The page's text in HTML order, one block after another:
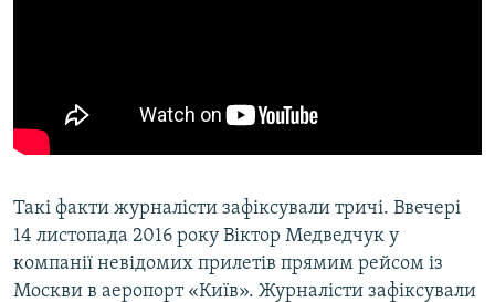
Такі факти журналісти зафіксували тричі. Ввечері
14 листопада 2016 року Віктор Медведчук у
компанії невідомих прилетів прямим рейсом із
Москви в аеропорт «Київ». Журналісти зафіксували